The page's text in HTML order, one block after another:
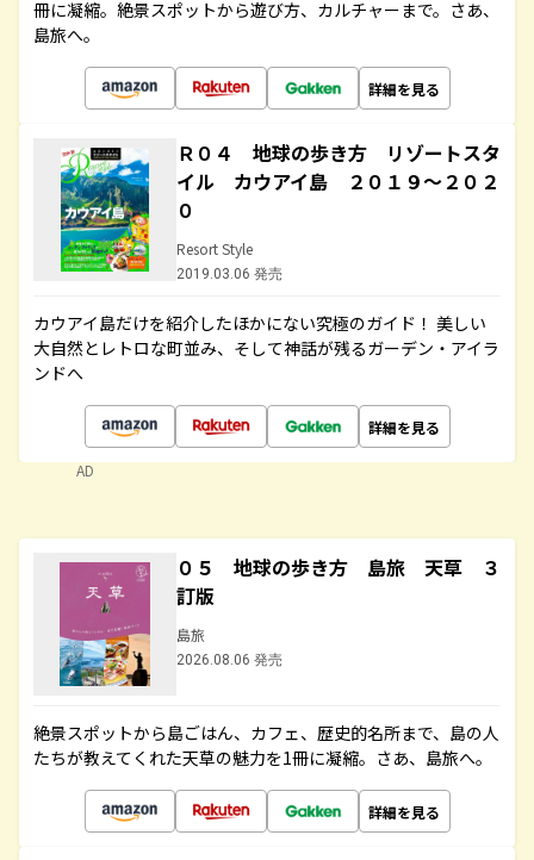
冊に凝縮。絶景スポットから遊び方、カルチャーまで。さあ、
島旅へ。
詳細を見る
Ｒ０４ 地球の歩き方 リゾートスタ
イル カウアイ島 ２０１９～２０２
０
Resort Style
2019.03.06 発売
カウアイ島だけを紹介したほかにない究極のガイド！ 美しい
大自然とレトロな町並み、そして神話が残るガーデン・アイラ
ンドへ
詳細を見る
AD
０５ 地球の歩き方 島旅 天草 ３
訂版
島旅
2026.08.06 発売
絶景スポットから島ごはん、カフェ、歴史的名所まで、島の人
たちが教えてくれた天草の魅力を1冊に凝縮。さあ、島旅へ。
詳細を見る